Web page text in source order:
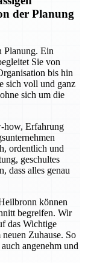
der Planung
Planung. Ein
Sie von
bis hin
sich voll und ganz
sich um die
how, Erfahrung
ordentlich und
geschultes
dass alles genau
können
begreifen. Wir
das Wichtige
Zuhause. So
angenehm und